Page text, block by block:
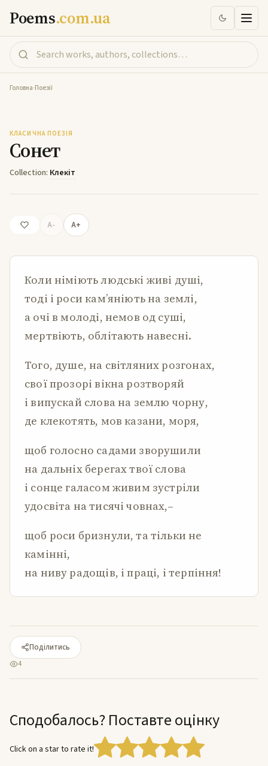
Poems.com.ua
Головна-Поезії
КЛАСИЧНА ПОЕЗІЯ
Сонет
Collection: Клекіт
A- A+
Коли німіють людські живі душі,
тоді і роси кам’яніють на землі,
а очі в молоді, немов од суші,
мертвіють, облітають навесні.
Того, душе, на світляних розгонах,
свої прозорі вікна розтворяй
і випускай слова на землю чорну,
де клекотять, мов казани, моря,
щоб голосно садами зворушили
на дальніх берегах твої слова
і сонце галасом живим зустріли
удосвіта на тисячі човнах,–
щоб роси бризнули, та тільки не
камінні,
на ниву радощів, і праці, і терпіння!
Поділитись
4
Сподобалось? Поставте оцінку
Click on a star to rate it!